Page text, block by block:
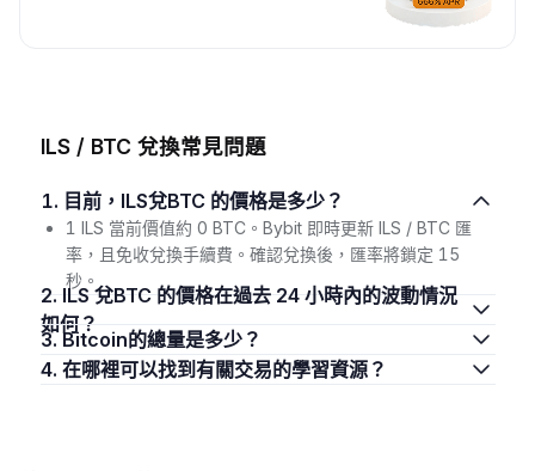
ILS / BTC 兌換常見問題
1. 目前，ILS兌BTC 的價格是多少？
1 ILS 當前價值約 0 BTC。Bybit 即時更新 ILS / BTC 匯
率，且免收兌換手續費。確認兌換後，匯率將鎖定 15
秒。
2. ILS 兌BTC 的價格在過去 24 小時內的波動情況
如何？
3. Bitcoin的總量是多少？
4. 在哪裡可以找到有關交易的學習資源？